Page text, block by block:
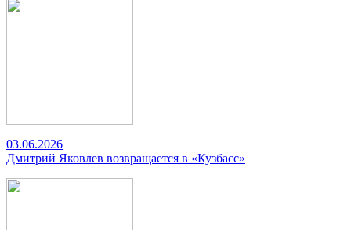
03.06.2026
Дмитрий Яковлев возвращается в «Кузбасс»